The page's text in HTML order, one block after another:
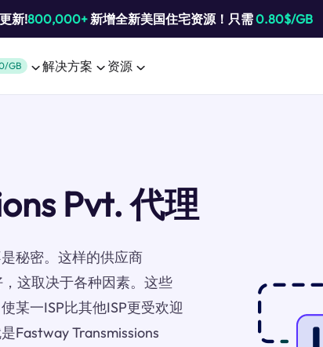
新!800,000+新增全新美国住宅资源！只需0.80$/GB
GB 解决方案 资源
Pvt. 代理
秘密。这样的供应商
这取决于各种因素。这些
某一ISP比其他ISP更受欢迎
Fastway Transmissions